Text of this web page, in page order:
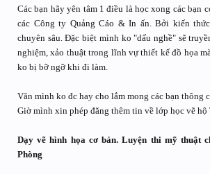
Các bạn hãy yên tâm 1 điều là học xong các bạn
các Công ty Quảng Cáo & In ấn. Bởi kiến
chuyên sâu. Đặc biệt mình ko "dấu nghề" sẽ
nghiệm, xảo thuật trong lĩnh vự thiết kế đồ họa
ko bị bỡ ngỡ khi đi làm.
Văn mình ko đc hay cho lắm mong các bạn thông
Giờ mình xin phép đăng thêm tin về lớp học vẽ hộ
Dạy vẽ hình họa cơ bản. Luyện thi mỹ thuật
Phòng